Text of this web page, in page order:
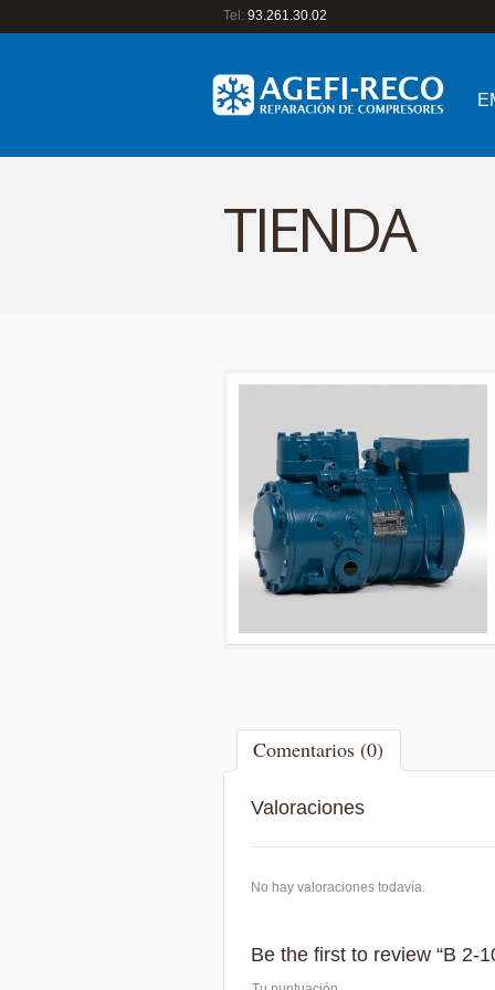
Tel: 93.261.30.02
TIENDA
Comentarios (0)
Valoraciones
No hay valoraciones todavía.
Be the first to review “B 2-